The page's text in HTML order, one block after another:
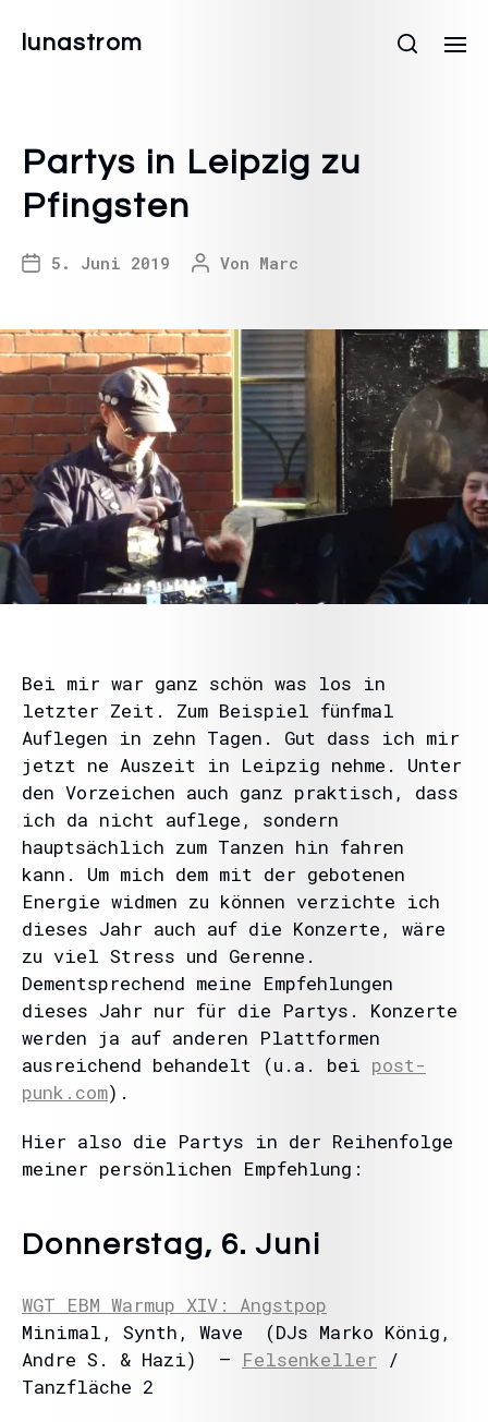
lunastrom
Partys in Leipzig zu
Pfingsten
5. Juni 2019 Von Marc
Bei mir war ganz schön was los in
letzter Zeit. Zum Beispiel fünfmal
Auflegen in zehn Tagen. Gut dass ich mir
jetzt ne Auszeit in Leipzig nehme. Unter
den Vorzeichen auch ganz praktisch, dass
ich da nicht auflege, sondern
hauptsächlich zum Tanzen hin fahren
kann. Um mich dem mit der gebotenen
Energie widmen zu können verzichte ich
dieses Jahr auch auf die Konzerte, wäre
zu viel Stress und Gerenne.
Dementsprechend meine Empfehlungen
dieses Jahr nur für die Partys. Konzerte
werden ja auf anderen Plattformen
ausreichend behandelt (u.a. bei post-
punk.com).
Hier also die Partys in der Reihenfolge
meiner persönlichen Empfehlung:
Donnerstag, 6. Juni
WGT EBM Warmup XIV: Angstpop
Minimal, Synth, Wave (DJs Marko König,
Andre S. & Hazi) – Felsenkeller /
Tanzfläche 2